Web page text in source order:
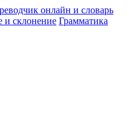
и склонение Грамматика